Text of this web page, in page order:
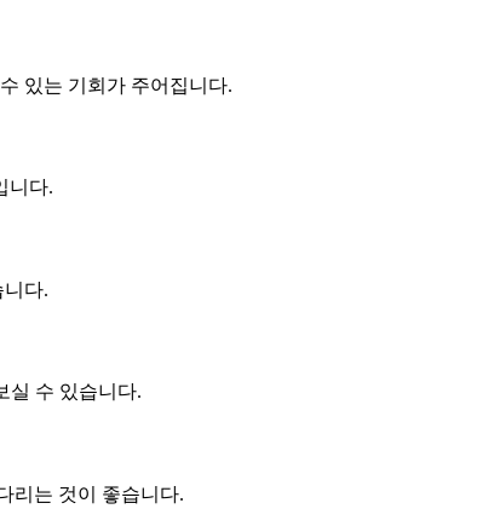
있는 기회가 주어집니다.
니다.
다.
실 수 있습니다.
리는 것이 좋습니다.